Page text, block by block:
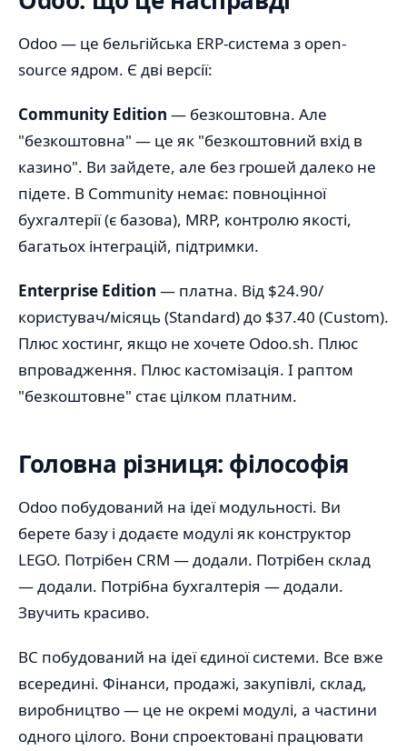
Odoo — це бельгійська ERP-система з open-
source ядром. Є дві версії:
Community Edition — безкоштовна. Але
"безкоштовна" — це як "безкоштовний вхід в
казино". Ви зайдете, але без грошей далеко не
підете. В Community немає: повноцінної
бухгалтерії (є базова), MRP, контролю якості,
багатьох інтеграцій, підтримки.
Enterprise Edition — платна. Від $24.90/
користувач/місяць (Standard) до $37.40 (Custom).
Плюс хостинг, якщо не хочете Odoo.sh. Плюс
впровадження. Плюс кастомізація. І раптом
"безкоштовне" стає цілком платним.
Головна різниця: філософія
Odoo побудований на ідеї модульності. Ви
берете базу і додаєте модулі як конструктор
LEGO. Потрібен CRM — додали. Потрібен склад
— додали. Потрібна бухгалтерія — додали.
Звучить красиво.
BC побудований на ідеї єдиної системи. Все вже
всередині. Фінанси, продажі, закупівлі, склад,
виробництво — це не окремі модулі, а частини
одного цілого. Вони спроектовані працювати